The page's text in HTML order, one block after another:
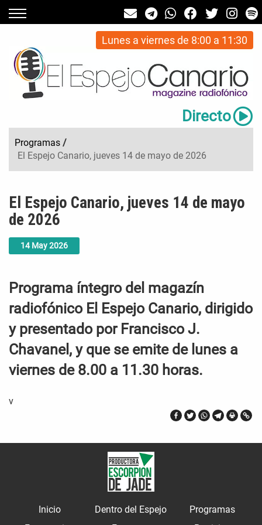
Lunes a viernes de 8:00 a 11:30
Directo
Programas /
El Espejo Canario, jueves 14 de mayo de 2026
14 May2026
El Espejo Canario, jueves 14 de mayo
de 2026
Programa íntegro del magazín
radiofónico El Espejo Canario, dirigido
y presentado por Francisco J.
Chavanel, y que se emite de lunes a
viernes de 8.00 a 11.30 horas.
v
Inicio Dentro del Espejo
Programas